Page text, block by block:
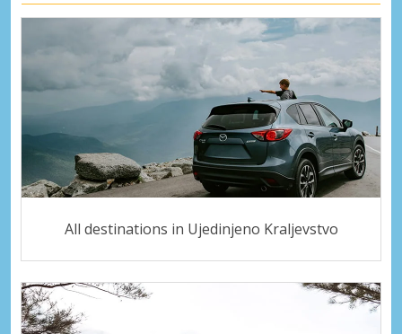
All destinations in Ujedinjeno Kraljevstvo